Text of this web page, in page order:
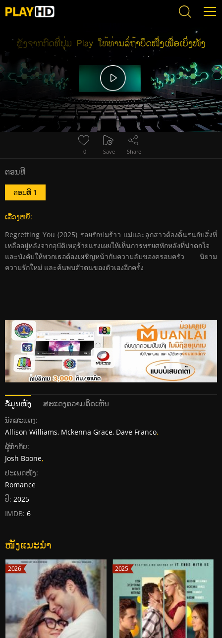
0 Save Share
ຕອນທີ
ຕອນທີ 1
ເລື່ອງຫຍໍ້:
Regretting You (2025) รอยรักปมร้าว แม่และลูกสาวต้องดิ้นรนกับสิ่งที่
เหลืออยู่หลังจากอุบัติเหตุร้ายแรงเผยให้เห็นการทรยศหักหลังที่น่าตกใจ
และบังคับให้พวกเธอต้องเผชิญหน้ากับความลับของครอบครัว นิยาม
ความรักใหม่ และค้นพบตัวตนของตัวเองอีกครั้ง
ຂໍ້ມູນໜັງ ສະແດງຄວາມຄິດເຫັນ
ນັກສະແດງ:
Allison Williams, Mckenna Grace, Dave Franco,
ຜູ້ກໍາກັບ:
Josh Boone,
ປະເພດໜັງ:
Romance
ປີ: 2025
IMDB: 6
ໜັງແນະນໍາ
2026 2025